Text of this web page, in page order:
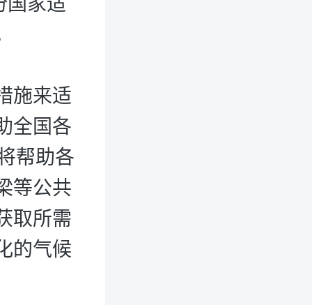
施来适
全国各
帮助各
等公共
取所需
的气候